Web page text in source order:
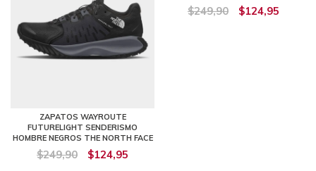
ZAPATOS WAYROUTE
FUTURELIGHT SENDERISMO
HOMBRE NEGROS THE NORTH FACE
$249,90 $124,95
$249,90 $124,95